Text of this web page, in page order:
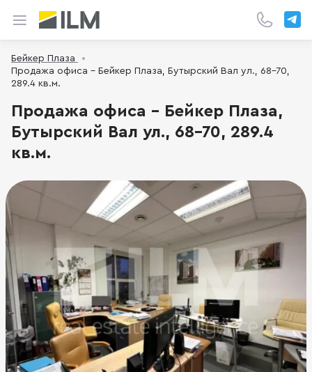
Бейкер Плаза
Продажа офиса - Бейкер Плаза, Бутырский Вал ул., 68-70,
289.4 кв.м.
Продажа офиса - Бейкер Плаза,
Бутырский Вал ул., 68-70, 289.4
кв.м.